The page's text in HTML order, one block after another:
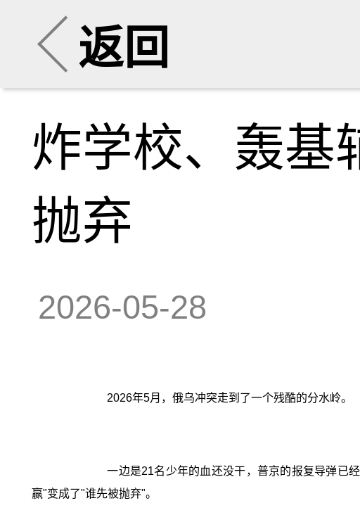
返回
炸学校、轰基
抛弃
2026-05-28
2026年5月，俄乌冲突走到了一个残酷的分水岭。
一边是21名少年的血还没干，普京的报复导弹已
赢"变成了"谁先被抛弃"。